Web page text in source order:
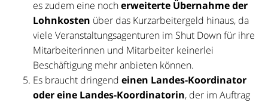
es zudem eine nocherweiterte Übernahme der
Lohnkosten über das Kurzarbeitergeld hinaus, da
viele Veranstaltungsagenturen im Shut Down für ihre
Mitarbeiterinnen und Mitarbeiter keinerlei
Beschäftigung mehr anbieten können.
Es braucht dringend einen Landes-Koordinator
oder eine Landes-Koordinatorin, der im Auftrag